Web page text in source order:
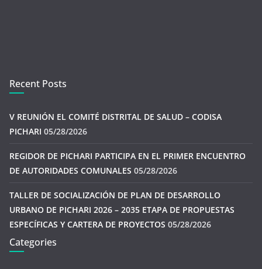
Recent Posts
V REUNIÓN EL COMITÉ DISTRITAL DE SALUD – CODISA
PICHARI 05/28/2026
REGIDOR DE PICHARI PARTICIPA EN EL PRIMER ENCUENTRO
DE AUTORIDADES COMUNALES 05/28/2026
TALLER DE SOCIALIZACIÓN DE PLAN DE DESARROLLO
URBANO DE PICHARI 2026 – 2035 ETAPA DE PROPUESTAS
ESPECÍFICAS Y CARTERA DE PROYECTOS 05/28/2026
Categories